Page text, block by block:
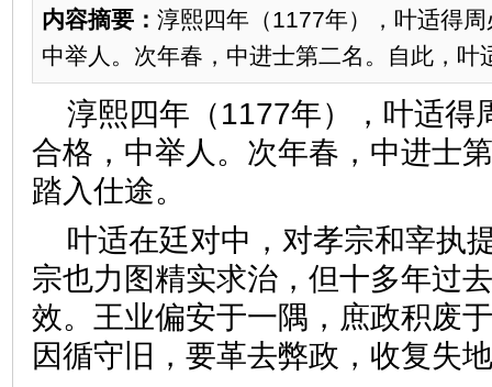
内容摘要： 淳熙四年（1177年），叶适得
中举人。次年春，中进士第二名。自此，叶
淳熙四年（1177年），叶适得
合格，中举人。次年春，中进士
踏入仕途。
叶适在廷对中，对孝宗和宰执
宗也力图精实求治，但十多年过
效。王业偏安于一隅，庶政积废
因循守旧，要革去弊政，收复失